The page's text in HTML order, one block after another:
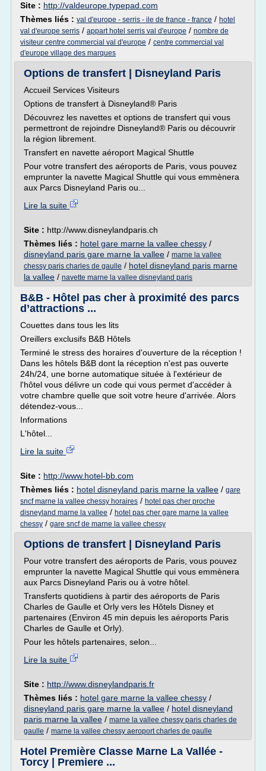
Site : http://valdeurope.typepad.com
Thèmes liés : val d'europe - serris - ile de france - france / hotel
val d'europe serris / appart hotel serris val d'europe / nombre de
visiteur centre commercial val d'europe / centre commercial val
d'europe village des marques
Options de transfert | Disneyland Paris
Accueil Services Visiteurs
Options de transfert à Disneyland® Paris
Découvrez les navettes et options de transfert qui vous
permettront de rejoindre Disneyland® Paris ou découvrir
la région librement.
Transfert en navette aéroport Magical Shuttle
Pour votre transfert des aéroports de Paris, vous pouvez
emprunter la navette Magical Shuttle qui vous emmènera
aux Parcs Disneyland Paris ou...
Lire la suite
Site : http://www.disneylandparis.ch
Thèmes liés : hotel gare marne la vallee chessy /
disneyland paris gare marne la vallee / marne la vallee
chessy paris charles de gaulle / hotel disneyland paris marne
la vallee / navette marne la vallee disneyland paris
B&B - Hôtel pas cher à proximité des parcs
d’attractions ...
Couettes dans tous les lits
Oreillers exclusifs B&B Hôtels
Terminé le stress des horaires d'ouverture de la réception !
Dans les hôtels B&B dont la réception n'est pas ouverte
24h/24, une borne automatique située à l'extérieur de
l'hôtel vous délivre un code qui vous permet d'accéder à
votre chambre quelle que soit votre heure d'arrivée. Alors
détendez-vous...
Informations
L'hôtel...
Lire la suite
Site : http://www.hotel-bb.com
Thèmes liés : hotel disneyland paris marne la vallee / gare
sncf marne la vallee chessy horaires / hotel pas cher proche
disneyland marne la vallee / hotel pas cher gare marne la vallee
chessy / gare sncf de marne la vallee chessy
Options de transfert | Disneyland Paris
Pour votre transfert des aéroports de Paris, vous pouvez
emprunter la navette Magical Shuttle qui vous emmènera
aux Parcs Disneyland Paris ou à votre hôtel.
Transferts quotidiens à partir des aéroports de Paris
Charles de Gaulle et Orly vers les Hôtels Disney et
partenaires (Environ 45 min depuis les aéroports Paris
Charles de Gaulle et Orly).
Pour les hôtels partenaires, selon...
Lire la suite
Site : http://www.disneylandparis.fr
Thèmes liés : hotel gare marne la vallee chessy /
disneyland paris gare marne la vallee / hotel disneyland
paris marne la vallee / marne la vallee chessy paris charles de
gaulle / marne la vallee chessy aeroport charles de gaulle
Hotel Première Classe Marne La Vallée -
Torcy | Premiere ...